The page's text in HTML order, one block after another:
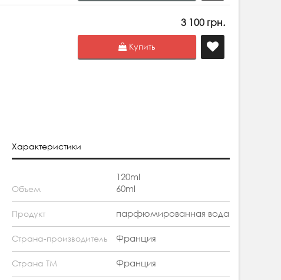
3 100 грн.
Купить
Характеристики
Объем
120ml
60ml
Продукт парфюмированная вода
Страна-производитель Франция
Страна ТМ Франция